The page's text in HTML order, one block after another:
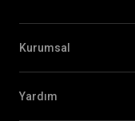
Kurumsal
Yardım